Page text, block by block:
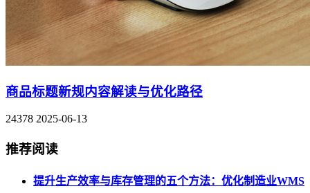
商品标题新规内容解读与优化路径
24378 2025-06-13
推荐阅读
提升生产效率与库存管理的五个方法：优化制造业WMS